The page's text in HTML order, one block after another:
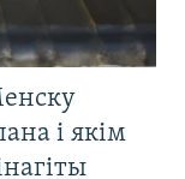
і якім